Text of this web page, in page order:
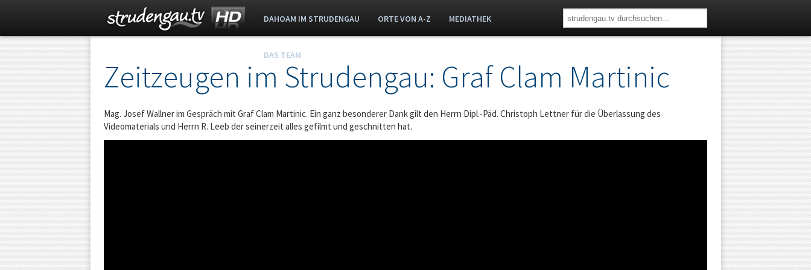
s
t
r
DAHOAM IM STRUDENGAU ORTE VON A-Z MEDIATHEK
DAS TEAM
Zeitzeugen im Strudengau: Graf Clam Martinic
Mag. Josef Wallner im Gespräch mit Graf Clam Martinic. Ein ganz besonderer Dank gilt den Herrn Dipl.-Päd. Christoph Lettner für die Überlassung des
Videomaterials und Herrn R. Leeb der seinerzeit alles gefilmt und geschnitten hat.